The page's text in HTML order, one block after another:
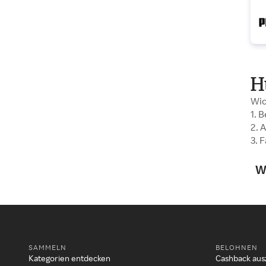
1.
2.
3.
SAMMELN
Kategorien entdecken
BELOHNEN
Cashback